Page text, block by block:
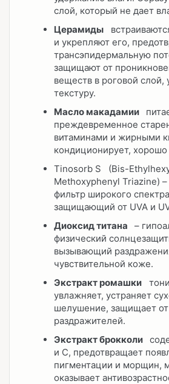
слой, который не дает
Церамиды
и укрепляют его,
трансэпидермальную
защищают от
веществ в роговой слой,
текстуру.
Масло макадамии
преждевременное
витаминами и жирными
кондиционирует, хорошо
Tinosorb S
(Bis-
Methoxyphenyl Triazine)
фильтр широкого
защищающий от UVA и
Диоксид титана
–
физический
вызывающий
чувствительной коже.
Экстракт ромашки
увлажняет, устраняет
шелушение, защищает
раздражителей.
Экстракт брокколи
и C, предотвращает
пигментации и морщин,
оказывает